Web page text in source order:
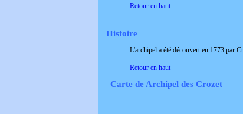
Retour en haut
Histoire
L'archipel a été découvert en 1773 par
Retour en haut
Carte de Archipel des Crozet